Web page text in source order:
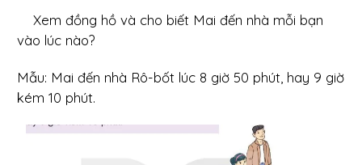
Xem đồng hồ và cho biết Mai đến nhà mỗi bạn
vào lúc nào?
Mẫu: Mai đến nhà Rô-bốt lúc 8 giờ 50 phút, hay 9 giờ
kém 10 phút.